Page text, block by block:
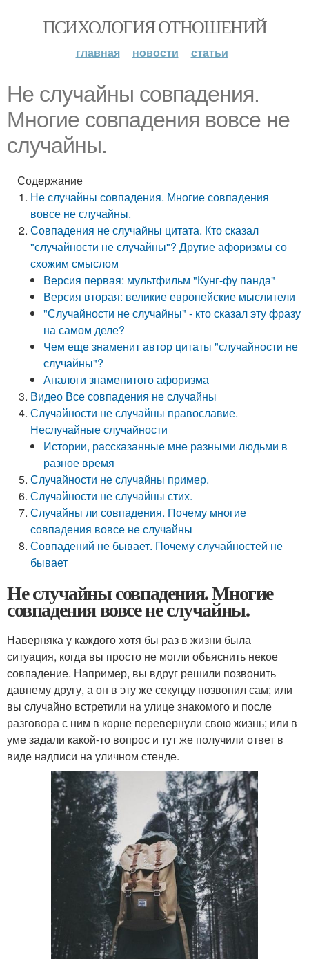
ПСИХОЛОГИЯ ОТНОШЕНИЙ
главная новости статьи
Не случайны совпадения.
Многие совпадения вовсе не
случайны.
Содержание
Не случайны совпадения. Многие совпадения
вовсе не случайны.
Совпадения не случайны цитата. Кто сказал
"случайности не случайны"? Другие афоризмы со
схожим смыслом
Версия первая: мультфильм "Кунг-фу панда"
Версия вторая: великие европейские мыслители
"Случайности не случайны" - кто сказал эту фразу
на самом деле?
Чем еще знаменит автор цитаты "случайности не
случайны"?
Аналоги знаменитого афоризма
Видео Все совпадения не случайны
Случайности не случайны православие.
Неслучайные случайности
Истории, рассказанные мне разными людьми в
разное время
Случайности не случайны пример.
Случайности не случайны стих.
Случайны ли совпадения. Почему многие
совпадения вовсе не случайны
Совпадений не бывает. Почему случайностей не
бывает
Не случайны совпадения. Многие
совпадения вовсе не случайны.
Наверняка у каждого хотя бы раз в жизни была
ситуация, когда вы просто не могли объяснить некое
совпадение. Например, вы вдруг решили позвонить
давнему другу, а он в эту же секунду позвонил сам; или
вы случайно встретили на улице знакомого и после
разговора с ним в корне перевернули свою жизнь; или в
уме задали какой-то вопрос и тут же получили ответ в
виде надписи на уличном стенде.